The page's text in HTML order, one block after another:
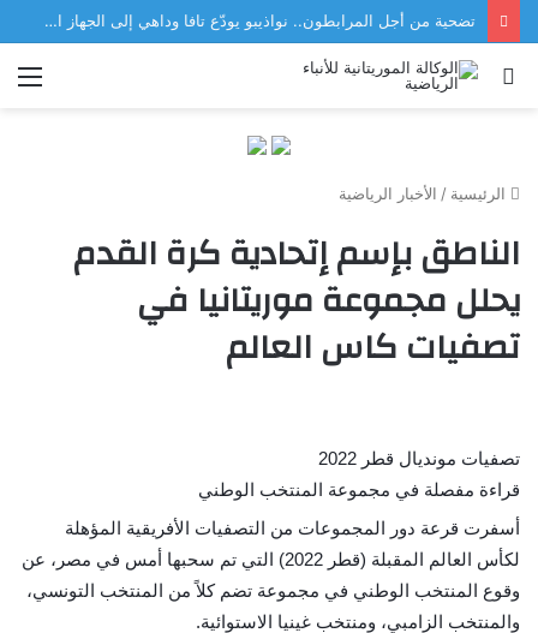
تضحية من أجل المرابطون.. نواذيبو يودّع تافا وداهي إلى الجهاز الفني للمنتخب
بحث
الرئيسية / الأخبار الرياضية
الناطق بإسم إتحادية كرة القدم
يحلل مجموعة موريتانيا في
تصفيات كاس العالم
تصفيات مونديال قطر 2022
قراءة مفصلة في مجموعة المنتخب الوطني
?
أسفرت قرعة دور المجموعات من التصفيات الأفريقية المؤهلة
لكأس العالم المقبلة (قطر 2022) التي تم سحبها أمس في مصر، عن
وقوع المنتخب الوطني في مجموعة تضم كلاً من المنتخب التونسي،
والمنتخب الزامبي، ومنتخب غينيا الاستوائية.